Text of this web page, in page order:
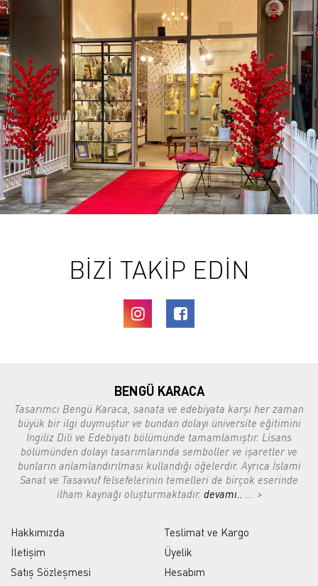
BİZİ TAKİP EDİN
BENGÜ KARACA
Tasarımcı Bengü Karaca, sanata ve edebiyata karşı her zaman
büyük bir ilgi duymuştur ve bundan dolayı üniversite eğitimini
İngiliz Dili ve Edebiyatı bölümünde tamamlamıştır. Lisans
bölümünden dolayı tasarımlarında semboller ve işaretler ve
bunların anlamlandırılması kullandığı öğelerdir. Ayrıca İslami
Sanat ve Tasavvuf felsefelerinin temelleri de birçok eserinde
ilham kaynağı oluşturmaktadır. devamı.. ... >
Hakkımızda
İletişim
Satış Sözleşmesi
Teslimat ve Kargo
Üyelik
Hesabım